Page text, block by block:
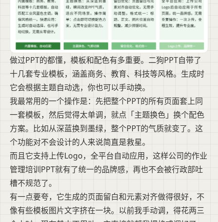
做过PPT的都懂，模板和配色有多重要。二狗PPT自带了
十几套专业模板，涵盖商务、教育、科技等风格。生成时
它会根据主题自动选，你也可以手动换。
我最常用的一个操作是：先把整个PPT的所有页面套上同
一套模板，然后觉得太单调，就点「主题换色」换个配色
方案。比如从深蓝换到墨绿，整个PPT的气质就变了。这
个功能对不会设计的人来说简直是救星。
而且它支持上传Logo，全平台自动应用，这样公司的作业
管理培训PPT就有了统一的品牌感，再也不会被行政部吐
槽不规范了。
有一点要夸，它生成的页面留白和元素对齐做得很好，不
像有些模板图片文字挤在一块。以前我手动调，得花两三